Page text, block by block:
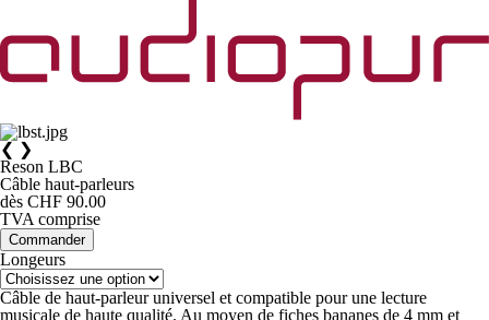
❮ ❯
Reson LBC
Câble haut-parleurs
dès CHF 90.00
TVA comprise
Commander
Longeurs
Câble de haut-parleur universel et compatible pour une lecture
musicale de haute qualité. Au moyen de fiches bananes de 4 mm et